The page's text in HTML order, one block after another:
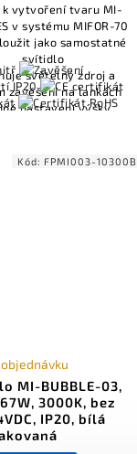
k vytvoření tvaru MI-
v systému MIFOR-70
jako samostatné
svítidlo
světelný zdroj a
zavěšení na lankách
nastavení výšky
včetně Casambi
MI-BUBBLE-03,
3000K, bez
IP20, bílá
Kód: FPMI003-10300B